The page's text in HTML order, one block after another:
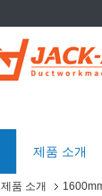
제품 소개
제품 소개